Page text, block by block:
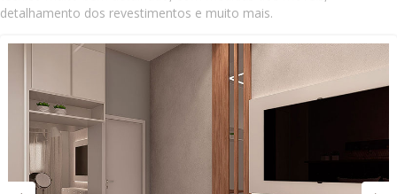
detalhamento dos revestimentos e muito mais.